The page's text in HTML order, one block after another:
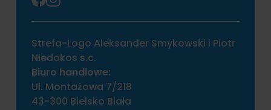
Strefa-Logo Aleksander Smykowski i Piotr
Niedokos s.c.
Biuro handlowe:
Ul. Montażowa 7/218
43-300 Bielsko Biała